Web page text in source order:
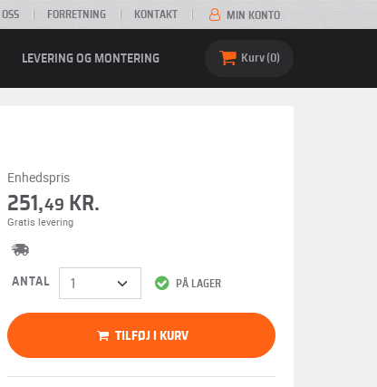
OSS FORRETNING KONTAKT MIN KONTO
LEVERING OG MONTERING Kurv 0
Enhedspris
251,49 KR.
Gratis levering
PÅ LAGER
ANTAL
TILFØJ I KURV